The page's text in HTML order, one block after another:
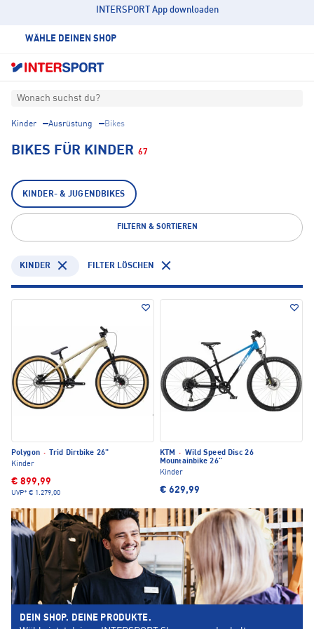
INTERSPORT App downloaden
WÄHLE DEINEN SHOP
Wonach suchst du?
Kinder Ausrüstung Bikes
BIKES FÜR KINDER 67
KINDER- & JUGENDBIKES
FILTERN & SORTIEREN
KINDER FILTER LÖSCHEN
Polygon ·
Trid Dirtbike 26"
Kinder
€ 899,99
UVP* € 1.279,00
KTM · Wild Speed Disc 26
Mountainbike 26"
Kinder
€ 629,99
DEIN SHOP. DEINE PRODUKTE.